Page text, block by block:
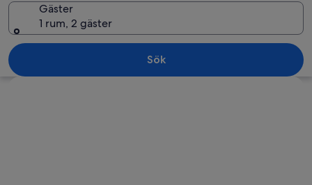
En strand med palmer och havet.
Gäster
1 rum, 2 gäster
Sök